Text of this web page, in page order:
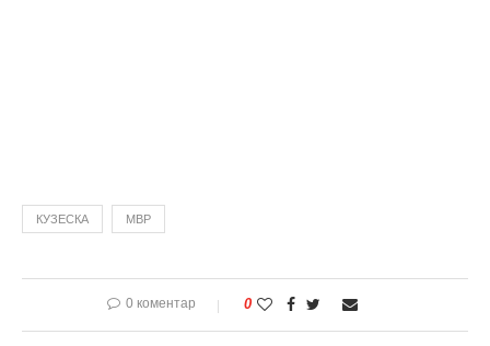
КУЗЕСКА МВР
0 коментар 0